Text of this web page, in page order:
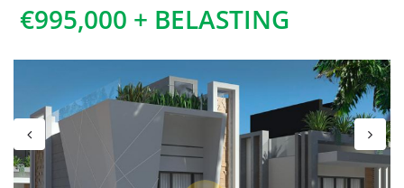
€995,000 + BELASTING